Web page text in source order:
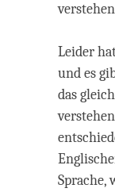
Leider
und es
das
Sprache,